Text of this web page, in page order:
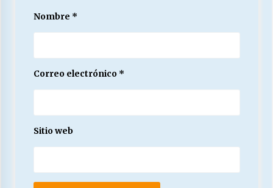
Nombre *
Correo electrónico *
Sitio web